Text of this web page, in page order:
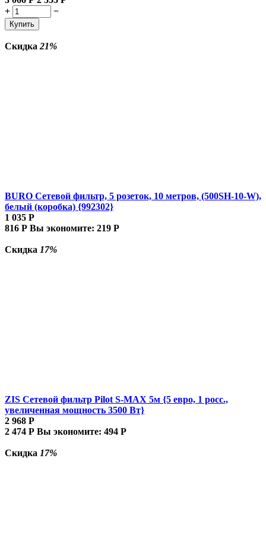
+
−
Купить
Скидка 21%
BURO Сетевой фильтр, 5 розеток, 10 метров, (500SH-10-W),
белый (коробка) {992302}
1 035 Р
816 Р Вы экономите: 219 Р
Скидка 17%
ZIS Сетевой фильтр Pilot S-MAX 5м {5 евро, 1 росс.,
увеличенная мощность 3500 Вт}
2 968 Р
2 474 Р Вы экономите: 494 Р
Скидка 17%